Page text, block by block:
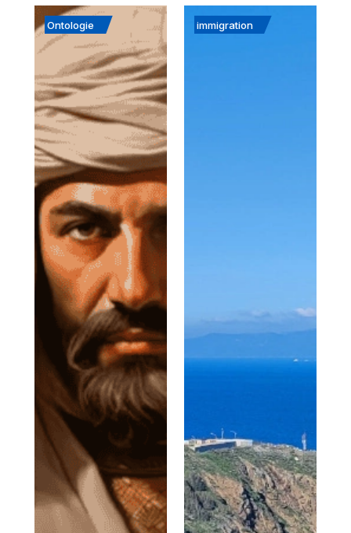
Ontologie immigration